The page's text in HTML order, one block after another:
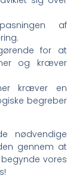
af
for at
og kræver
kræver en
begreber
nødvendige
gennem at
vores